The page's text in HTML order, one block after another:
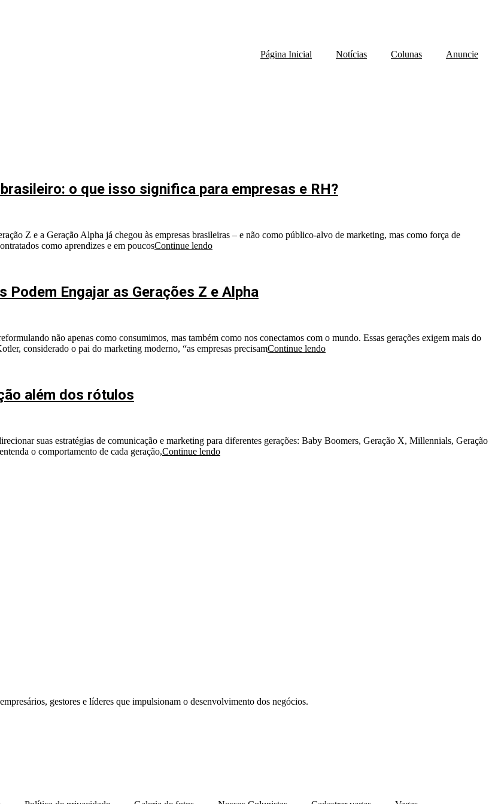
Página Inicial Notícias Colunas Anuncie
o que isso significa para empresas e RH?
Z e a Geração Alpha já chegou às empresas brasileiras – e não como público-alvo de marketing, mas como força de
como aprendizes e em poucosContinue lendo
Engajar as Gerações Z e Alpha
não apenas como consumimos, mas também como nos conectamos com o mundo. Essas gerações exigem mais do
considerado o pai do marketing moderno, “as empresas precisamContinue lendo
além dos rótulos
suas estratégias de comunicação e marketing para diferentes gerações: Baby Boomers, Geração X, Millennials, Geração
o comportamento de cada geração,Continue lendo
gestores e líderes que impulsionam o desenvolvimento dos negócios.